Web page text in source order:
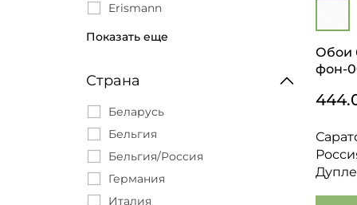
Erismann
Grandeco
Milassa
Monte Solaro
Ornamy
OSTIMA
Показать еще
Страна
Беларусь
Бельгия
Бельгия/Россия
Германия
Италия
Обои
фон-